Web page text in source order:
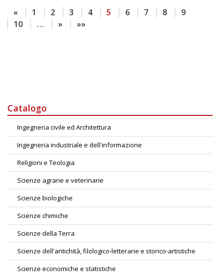
« 1 2 3 4 5 6 7 8
9
10
… » »»
Catalogo
Ingegneria civile ed Architettura
Ingegneria industriale e dell'informazione
Religioni e Teologia
Scienze agrarie e veterinarie
Scienze biologiche
Scienze chimiche
Scienze della Terra
Scienze dell'antichità, filologico-letterarie e storico-artistiche
Scienze economiche e statistiche